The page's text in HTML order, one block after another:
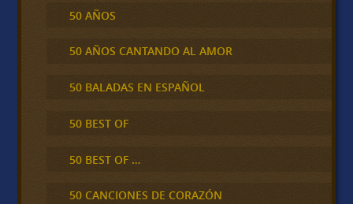
50 AÑOS
50 AÑOS CANTANDO AL AMOR
50 BALADAS EN ESPAÑOL
50 BEST OF
50 BEST OF …
50 CANCIONES DE CORAZÓN